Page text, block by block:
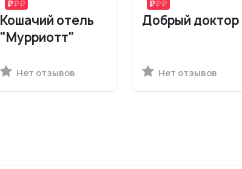
Кошачий отель
"Мурриотт"
Нет отзывов
Добрый доктор
Нет отзывов